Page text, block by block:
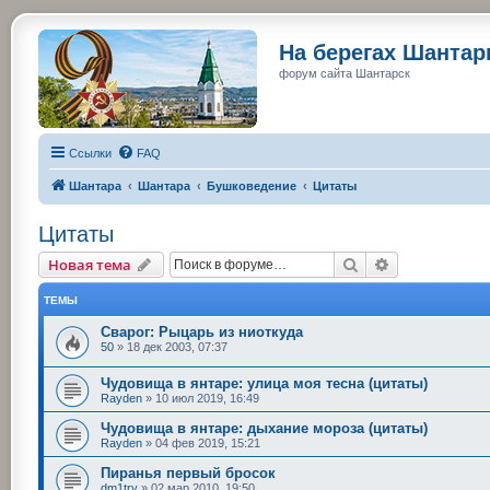
На берегах
форум сайта Шантарск
Ссылки FAQ
Шантара Шантара Бушковедение Цитаты
Цитаты
Новая тема Поиск
ТЕМЫ
Сварог: Рыцарь из ниоткуда
50 » 18 дек 2003, 07:37
Чудовища в янтаре: улица моя тесна (цитаты)
Rayden » 10 июл 2019, 16:49
Чудовища в янтаре: дыхание мороза (цитаты)
Rayden » 04 фев 2019, 15:21
Пиранья первый бросок